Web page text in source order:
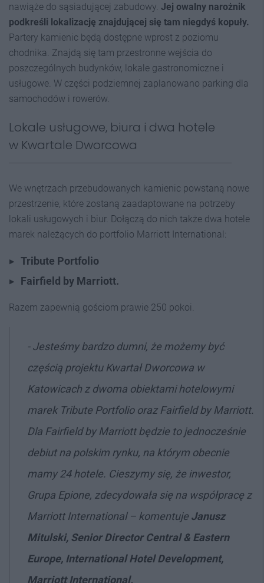
nawiąże do sąsiadującej zabudowy. Jej owalny narożnik
podkreśli lokalizację znajdującej się tam niegdyś kopuły.
Partery kamienic będą dostępne wprost z poziomu
chodnika. Znajdą się tam przestronne wejścia do
poszczególnych budynków, lokale gastronomiczne i
usługowe. W części podziemnej zaplanowano parking dla
samochodów i rowerów.
Lokale usługowe, biura i dwa hotele
w Kwartale Dworcowa
We wnętrzach przebudowanych kamienic powstaną nowe
przestrzenie, które zostaną zaadaptowane na potrzeby
lokali usługowych i biur. Dołączą do nich także dwa hotele
marek należących do portfolio Marriott International:
Tribute Portfolio
Fairfield by Marriott.
Razem zapewnią gościom prawie 250 pokoi.
- Jesteśmy bardzo dumni, że możemy być
częścią projektu Kwartał Dworcowa w
Katowicach z dwoma obiektami hotelowymi
marek Tribute Portfolio oraz Fairfield by Marriott.
Dla Fairfield by Marriott będzie to jednocześnie
debiut na polskim rynku, na którym obecnie
mamy 24 hotele. Cieszymy się, że inwestor,
Grupa Epione, zdecydowała się na współpracę z
Marriott International – komentuje Janusz
Mitulski, Senior Director Central & Eastern
Europe, International Hotel Development,
Marriott International.